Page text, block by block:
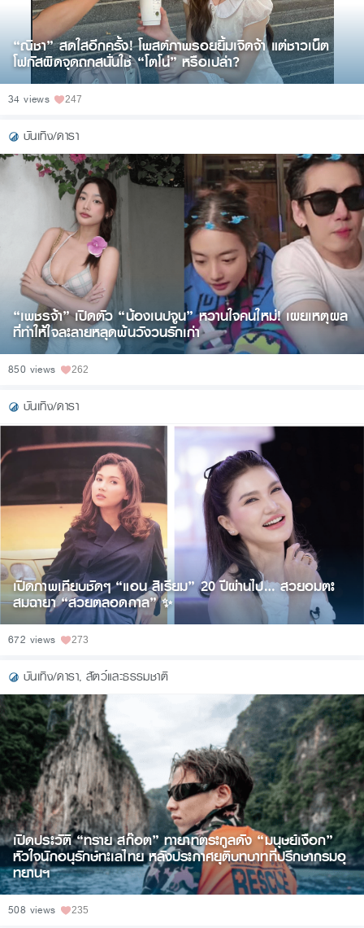
“ณิชา” สดใสอีกครั้ง! โพสต์ภาพรอยยิ้มเจิดจ้า แต่ชาวเน็ต
โฟกัสผิดจุดถกสนั่นใช่ “โตโน่” หรือเปล่า?
34 views 247
บันเทิง/ดารา
“เพชรจ้า” เปิดตัว “น้องเนปจูน” หวานใจคนใหม่! เผยเหตุผล
ที่ทำให้ใจละลายหลุดพ้นวังวนรักเก่า
850 views 262
บันเทิง/ดารา
เปิดภาพเทียบชัดๆ “แอน สิเรียม” 20 ปีผ่านไป… สวยอมตะ
สมฉายา “สวยตลอดกาล” ✨
672 views 273
บันเทิง/ดารา, สัตว์และธรรมชาติ
เปิดประวัติ “ทราย สก๊อต” ทายาทตระกูลดัง “มนุษย์เงือก”
หัวใจนักอนุรักษ์ทะเลไทย หลังประกาศยุติบทบาทที่ปรึกษากรมอุ
ทยานฯ
508 views 235